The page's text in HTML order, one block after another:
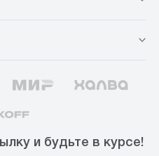
и будьте в курсе!